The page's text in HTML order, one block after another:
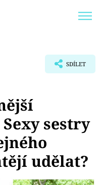
SDÍLET
sestry
udělat?